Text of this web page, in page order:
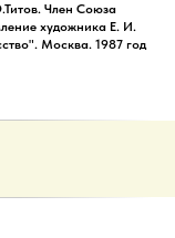
Член Союза
художника Е. И.
Москва. 1987 год